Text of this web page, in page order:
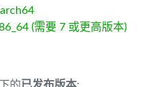
(需要 7 或更高版本)